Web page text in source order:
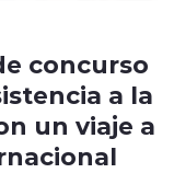
concurso
a la
un viaje a